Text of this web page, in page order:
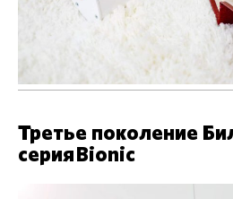
Третье поколение
серия Bionic